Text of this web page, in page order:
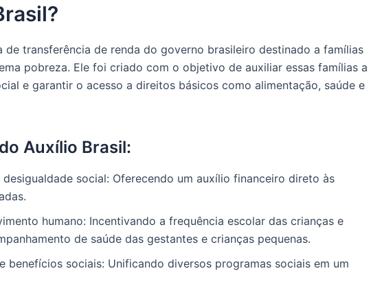
de transferência de renda do governo brasileiro destinado a famílias
pobreza. Ele foi criado com o objetivo de auxiliar essas famílias a
e garantir o acesso a direitos básicos como alimentação, saúde e
Auxílio Brasil:
social: Oferecendo um auxílio financeiro direto às
humano: Incentivando a frequência escolar das crianças e
de saúde das gestantes e crianças pequenas.
benefícios sociais: Unificando diversos programas sociais em um